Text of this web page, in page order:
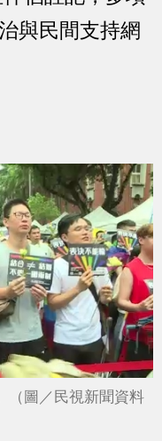
與民間支持網
（圖／民視新聞資料